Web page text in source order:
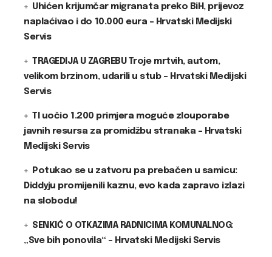
Uhićen krijumčar migranata preko BiH, prijevoz
naplaćivao i do 10.000 eura – Hrvatski Medijski
Servis
TRAGEDIJA U ZAGREBU Troje mrtvih, autom,
velikom brzinom, udarili u stub – Hrvatski Medijski
Servis
TI uočio 1.200 primjera moguće zlouporabe
javnih resursa za promidžbu stranaka – Hrvatski
Medijski Servis
Potukao se u zatvoru pa prebačen u samicu:
Diddyju promijenili kaznu, evo kada zapravo izlazi
na slobodu!
SENKIĆ O OTKAZIMA RADNICIMA KOMUNALNOG:
„Sve bih ponovila“ – Hrvatski Medijski Servis